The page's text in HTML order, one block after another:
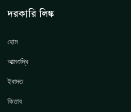
দরকারি লিঙ্ক
হোম
আত্মশুদ্ধি
ইবাদত
কিতাব